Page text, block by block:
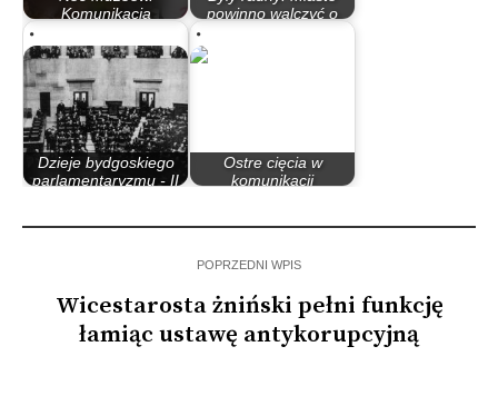
Komunikacja
powinno walczyć o
wojskową prokuraturę
Dzieje bydgoskiego
parlamentaryzmu - II
Ostre cięcia w
komunikacji
POPRZEDNI WPIS
Wicestarosta żniński pełni funkcję
łamiąc ustawę antykorupcyjną